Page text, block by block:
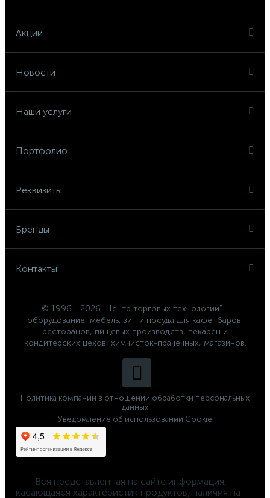
Акции
Новости
Наши услуги
Портфолио
Реквизиты
Бренды
Контакты
© 1996 - 2026 "Центр торговых технологий" -
оборудование, мебель, зип и посуда для кафе, баров,
ресторанов, пищевых производств, пекарен и
кондитерских цехов, химчисток-прачечных, магазинов.
Политика компании в отношении обработки персональных
данных
Уведомление об использовании Cookie
касающаяся характеристик продуктов, наличия на